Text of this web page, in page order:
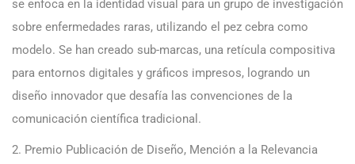
se enfoca en la identidad visual para un grupo de investigación
sobre enfermedades raras, utilizando el pez cebra como
modelo. Se han creado sub-marcas, una retícula compositiva
para entornos digitales y gráficos impresos, logrando un
diseño innovador que desafía las convenciones de la
comunicación científica tradicional.
2. Premio Publicación de Diseño, Mención a la Relevancia